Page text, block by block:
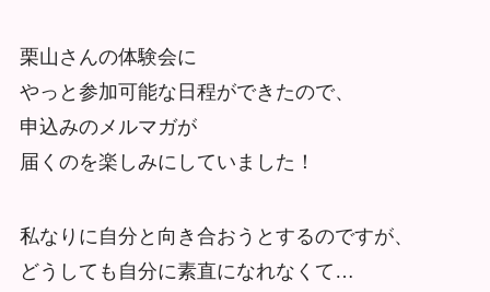
栗山さんの体験会に
やっと参加可能な日程ができたので、
申込みのメルマガが
届くのを楽しみにしていました！
私なりに自分と向き合おうとするのですが、
どうしても自分に素直になれなくて…